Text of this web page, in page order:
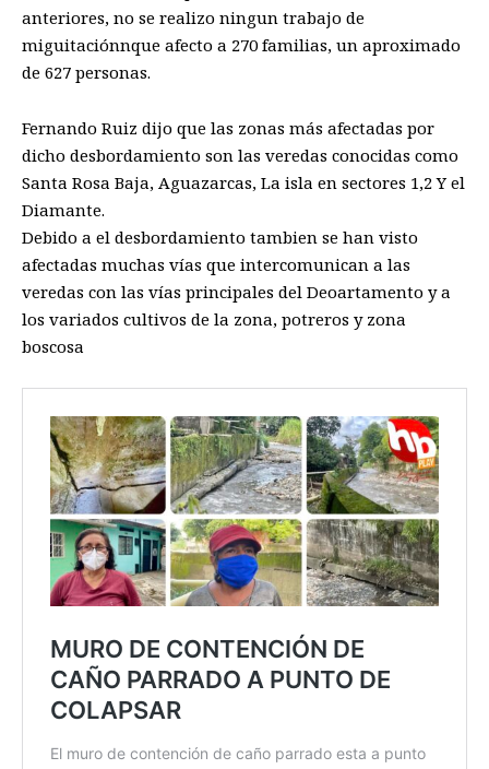
anteriores, no se realizo ningun trabajo de
miguitaciónnque afecto a 270 familias, un aproximado
de 627 personas.
Fernando Ruiz dijo que las zonas más afectadas por
dicho desbordamiento son las veredas conocidas como
Santa Rosa Baja, Aguazarcas, La isla en sectores 1,2 Y el
Diamante.
Debido a el desbordamiento tambien se han visto
afectadas muchas vías que intercomunican a las
veredas con las vías principales del Deoartamento y a
los variados cultivos de la zona, potreros y zona
boscosa